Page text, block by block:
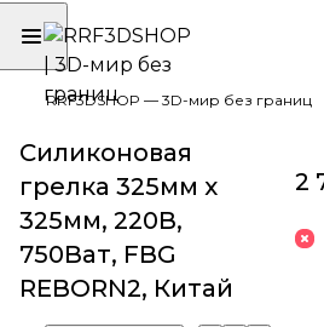
RRF3DSHOP — 3D-мир без границ
Силиконовая
грелка 325мм х
325мм, 220В,
750Ват, FBG
REBORN2, Китай
2